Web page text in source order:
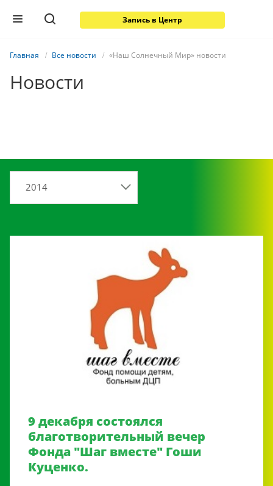
Запись в Центр
Главная Все новости «Наш Солнечный Мир» новости
Новости
2014
9 декабря состоялся
благотворительный вечер
Фонда "Шаг вместе" Гоши
Куценко.